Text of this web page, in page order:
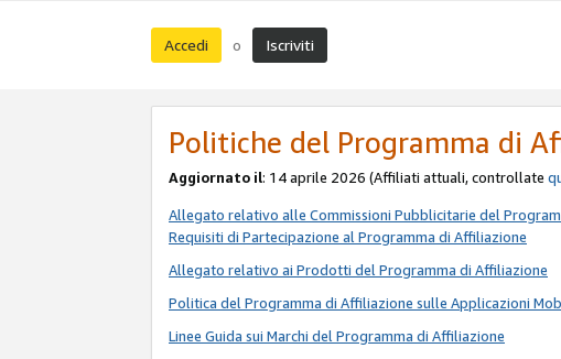
Accedi o Iscriviti
Politiche del Programma di
Aggiornato il: 14 aprile 2026 (Affiliati attuali, controllate
Allegato relativo alle Commissioni Pubblicitarie del
Requisiti di Partecipazione al Programma di Affiliazione
Allegato relativo ai Prodotti del Programma di Affiliazione
Politica del Programma di Affiliazione sulle Applicazioni
Linee Guida sui Marchi del Programma di Affiliazione